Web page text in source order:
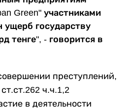
Green" участниками
ущерб государству
тенге", - говорится в
преступлений,
ч.ч.1,2
в деятельности